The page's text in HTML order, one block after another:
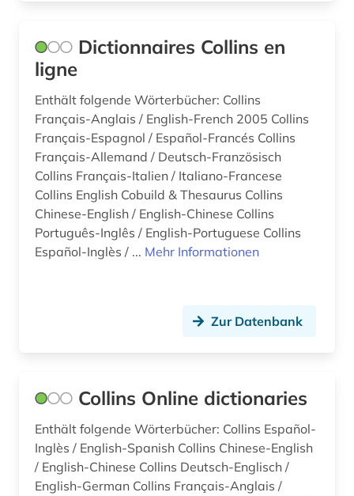
Dictionnaires Collins en
ligne
Enthält folgende Wörterbücher: Collins
Français-Anglais / English-French 2005 Collins
Français-Espagnol / Español-Francés Collins
Français-Allemand / Deutsch-Französisch
Collins Français-Italien / Italiano-Francese
Collins English Cobuild & Thesaurus Collins
Chinese-English / English-Chinese Collins
Português-Inglês / English-Portuguese Collins
Español-Inglès / ... Mehr Informationen
Zur Datenbank
Collins Online dictionaries
Enthält folgende Wörterbücher: Collins Español-
Inglès / English-Spanish Collins Chinese-English
/ English-Chinese Collins Deutsch-Englisch /
English-German Collins Français-Anglais /